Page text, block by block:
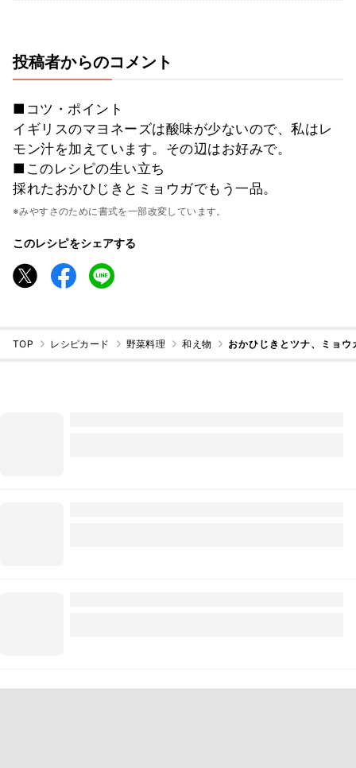
投稿者からのコメント
■コツ・ポイント
イギリスのマヨネーズは酸味が少ないので、私はレ
モン汁を加えています。その辺はお好みで。
■このレシピの生い立ち
採れたおかひじきとミョウガでもう一品。
※みやすさのために書式を一部改変しています。
このレシピをシェアする
TOP レシピカード 野菜料理 和え物 おかひじきとツナ、ミョ